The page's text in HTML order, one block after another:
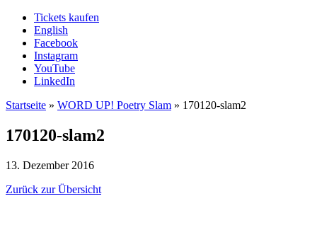
Tickets kaufen
English
Facebook
Instagram
YouTube
LinkedIn
Startseite » WORD UP! Poetry Slam » 170120-slam2
170120-slam2
13. Dezember 2016
Zurück zur Übersicht